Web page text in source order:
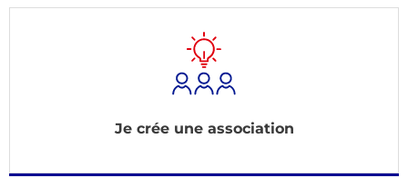
Je crée une association